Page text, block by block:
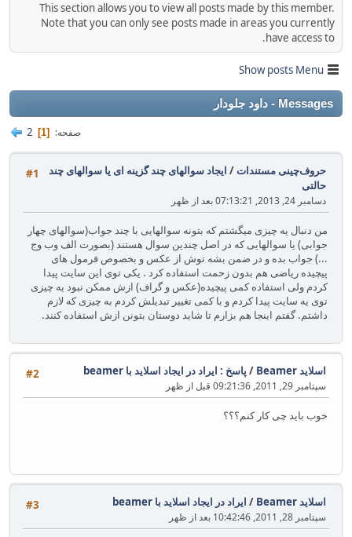
This section allows you to view all posts made by this member.
Note that you can only see posts made in areas you currently
have access to.
Show posts Menu
Messages - داود جلودار
صفحه 1
2
#1 حروف‌چینی مستندات/ ایجاد سوالهای چند گزینه ای یا سوالهای چند
حالتی
دسامبر 24, 2013, 07:13:21 بعد از ظهر
من دنبال یه چیزی میگشتم که بتونه سوالهایی با چند جواب(سوالهای چهار
جوابی) یا سوالهایی که در اصل چندین سوال هستند (بصورت الف وب وج
...) جواب بده و در ضمن بشه توش از عکس و بخصوص فرمول های
پیچیده ریاضی هم بدون زحمت استفاده کرد . یکی توی این سایت پیدا
کردم ولی استفاده کمی پیچیده(عکس و گراف) ازش ممکن نبود یه چیزی
توی یه سایت پیدا کردم و با کمی تغییر تبدیلش کردم به چیزی که لازم
داشتم. گفتم اینجا هم بزارم تا شاید دوستان بتونن ازش استفاده کنند.
#2 اسلاید Beamer / پاسخ : ایراد در ایجاد اسلاید با beamer
سپتامبر 29, 2011, 09:21:36 قبل از ظهر
خوب باید چی کار کنم؟؟؟
#3 اسلاید Beamer / ایراد در ایجاد اسلاید با beamer
سپتامبر 28, 2011, 10:42:46 بعد از ظهر